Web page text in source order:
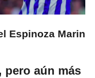
Espinoza Marin
pero aún más